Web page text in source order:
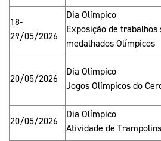
18-
29/05/2026
Dia Olímpico
Exposição de trabalhos
medalhados Olímpicos
20/05/2026
Dia Olímpico
Jogos Olímpicos do
20/05/2026
Dia Olímpico
Atividade de Trampolins